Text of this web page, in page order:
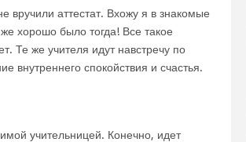
вручили аттестат. Вхожу я в знакомые
хорошо было тогда! Все такое
Те же учителя идут навстречу по
внутреннего спокойствия и счастья.
учительницей. Конечно, идет